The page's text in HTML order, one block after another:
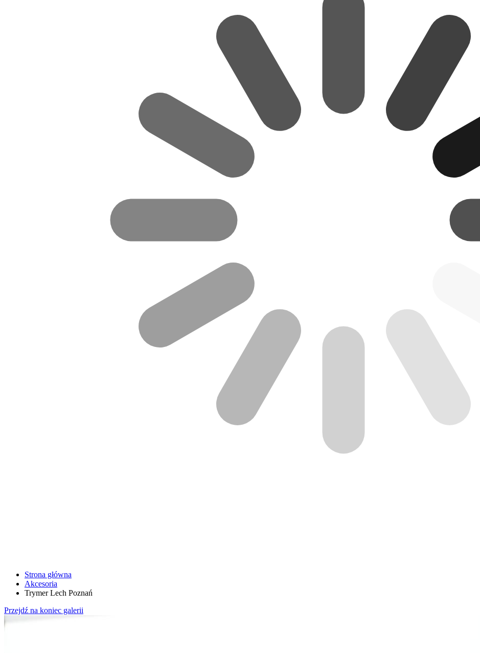
Strona główna
Akcesoria
Trymer Lech Poznań
Przejdź na koniec galerii